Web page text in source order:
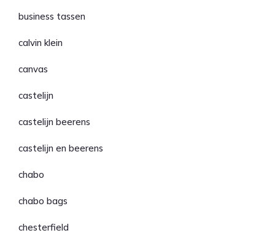
business tassen
calvin klein
canvas
castelijn
castelijn beerens
castelijn en beerens
chabo
chabo bags
chesterfield